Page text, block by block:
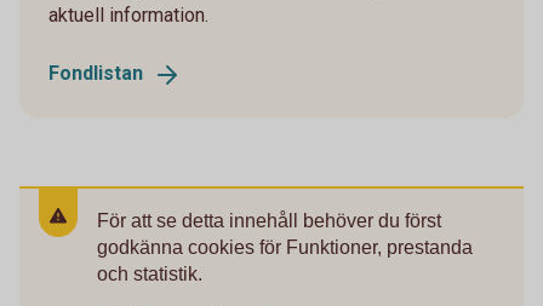
aktuell information.
Fondlistan
För att se detta innehåll behöver du först
godkänna cookies för Funktioner, prestanda
och statistik.